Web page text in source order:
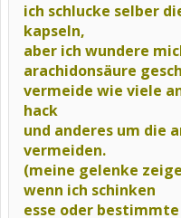
ich schlucke selber
kapseln,
aber ich wundere
arachidonsäure
vermeide wie viele
hack
und anderes um die
vermeiden.
(meine gelenke
wenn ich schinken
esse oder